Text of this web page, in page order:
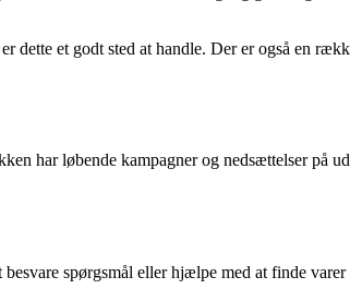
et godt sted at handle. Der er også en
har løbende kampagner og nedsættelser på
spørgsmål eller hjælpe med at finde